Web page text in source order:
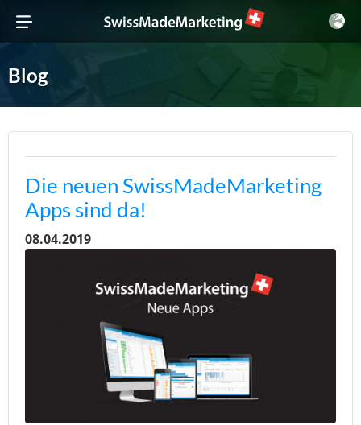
Blog
Die neuen SwissMadeMarketing
Apps sind da!
08.04.2019